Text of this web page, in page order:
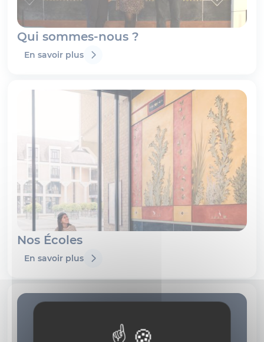
Qui sommes-nous ?
En savoir plus
Nos Écoles
En savoir plus